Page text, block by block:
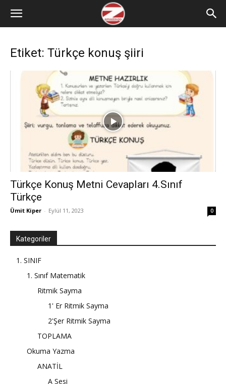
Etiket: Türkçe konuş şiiri
Türkçe Konuş Metni Cevapları 4.Sınıf
Türkçe
Ümit Kiper - Eylül 11, 2023 0
Kategoriler
1. SINIF
1. Sınıf Matematik
Ritmik Sayma
1' Er Ritmik Sayma
2'Şer Ritmik Sayma
TOPLAMA
Okuma Yazma
ANATİL
A Sesi